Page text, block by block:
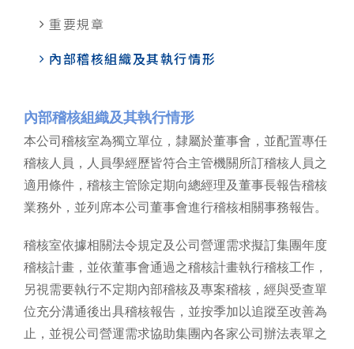
重要規章
內部稽核組織及其執行情形
內部稽核組織及其執行情形
本公司稽核室為獨立單位，隸屬於董事會，並配置專任
稽核人員，人員學經歷皆符合主管機關所訂稽核人員之
適用條件，稽核主管除定期向總經理及董事長報告稽核
業務外，並列席本公司董事會進行稽核相關事務報告。
稽核室依據相關法令規定及公司營運需求擬訂集團年度
稽核計畫，並依董事會通過之稽核計畫執行稽核工作，
另視需要執行不定期內部稽核及專案稽核，經與受查單
位充分溝通後出具稽核報告，並按季加以追蹤至改善為
止，並視公司營運需求協助集團內各家公司辦法表單之